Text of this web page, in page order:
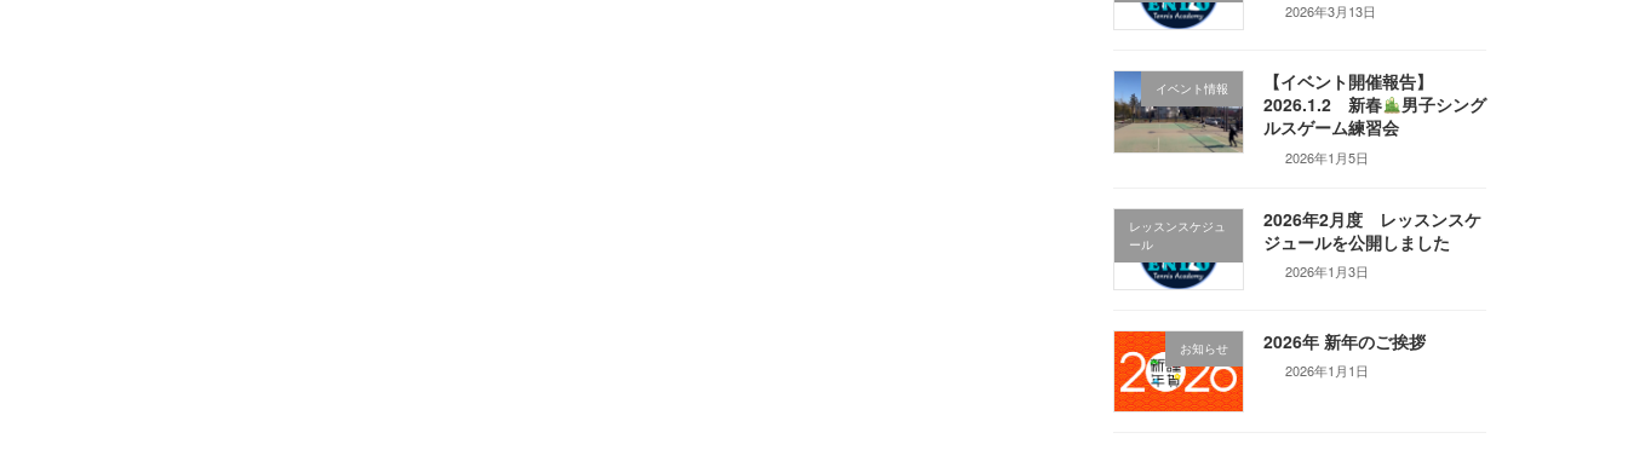
2026年3月13日
イベント情報
【イベント開催報告】
2026.1.2 新春
男子シング
ルスゲーム練習会
2026年1月5日
レッスンスケジュ
ール
2026年2月度 レッスンスケ
ジュールを公開しました
2026年1月3日
お知らせ 2026年 新年のご挨拶
2026年1月1日